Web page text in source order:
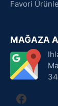
Favori
MAĞAZA